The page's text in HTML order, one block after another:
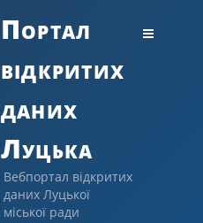
Портал
відкритих
даних
Луцька
Вебпортал відкритих
даних Луцької
міської ради